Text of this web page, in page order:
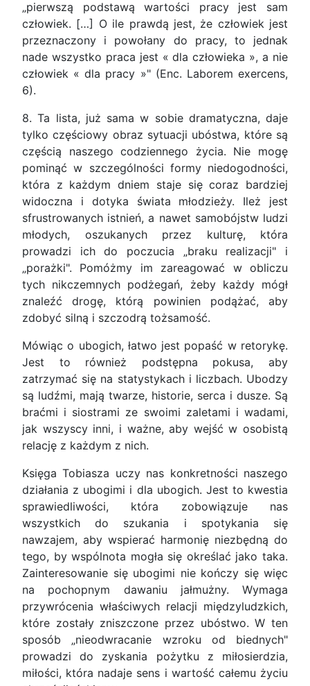
„pierwszą podstawą wartości pracy jest sam
człowiek. […] O ile prawdą jest, że człowiek jest
przeznaczony i powołany do pracy, to jednak
nade wszystko praca jest « dla człowieka », a nie
człowiek « dla pracy »" (Enc. Laborem exercens,
6).
8. Ta lista, już sama w sobie dramatyczna, daje
tylko częściowy obraz sytuacji ubóstwa, które są
częścią naszego codziennego życia. Nie mogę
pominąć w szczególności formy niedogodności,
która z każdym dniem staje się coraz bardziej
widoczna i dotyka świata młodzieży. Ileż jest
sfrustrowanych istnień, a nawet samobójstw ludzi
młodych, oszukanych przez kulturę, która
prowadzi ich do poczucia „braku realizacji" i
„porażki". Pomóżmy im zareagować w obliczu
tych nikczemnych podżegań, żeby każdy mógł
znaleźć drogę, którą powinien podążać, aby
zdobyć silną i szczodrą tożsamość.
Mówiąc o ubogich, łatwo jest popaść w retorykę.
Jest to również podstępna pokusa, aby
zatrzymać się na statystykach i liczbach. Ubodzy
są ludźmi, mają twarze, historie, serca i dusze. Są
braćmi i siostrami ze swoimi zaletami i wadami,
jak wszyscy inni, i ważne, aby wejść w osobistą
relację z każdym z nich.
Księga Tobiasza uczy nas konkretności naszego
działania z ubogimi i dla ubogich. Jest to kwestia
sprawiedliwości, która zobowiązuje nas
wszystkich do szukania i spotykania się
nawzajem, aby wspierać harmonię niezbędną do
tego, by wspólnota mogła się określać jako taka.
Zainteresowanie się ubogimi nie kończy się więc
na pochopnym dawaniu jałmużny. Wymaga
przywrócenia właściwych relacji międzyludzkich,
które zostały zniszczone przez ubóstwo. W ten
sposób „nieodwracanie wzroku od biednych"
prowadzi do zyskania pożytku z miłosierdzia,
miłości, która nadaje sens i wartość całemu życiu